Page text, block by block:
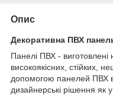
Опис
Декоративна ПВХ
Панелі ПВХ - виготовлені
високоякісних, стійких,
допомогою панелей ПВХ
дизайнерські рішення як